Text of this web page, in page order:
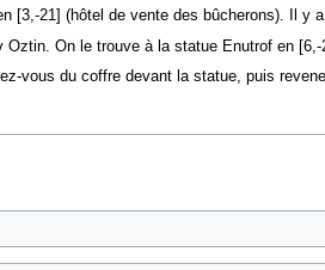
[3,-21] (hôtel de vente des bûcherons). Il y
On le trouve à la statue Enutrof en
vous du coffre devant la statue, puis